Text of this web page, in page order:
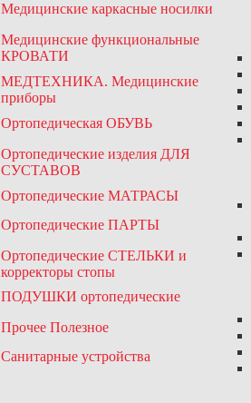
Медицинские каркасные носилки
Медицинские функциональные
КРОВАТИ
МЕДТЕХНИКА. Медицинские
приборы
Ортопедическая ОБУВЬ
Ортопедические изделия ДЛЯ
СУСТАВОВ
Ортопедические МАТРАСЫ
Ортопедические ПАРТЫ
Ортопедические СТЕЛЬКИ и
корректоры стопы
ПОДУШКИ ортопедические
Прочее Полезное
Санитарные устройства